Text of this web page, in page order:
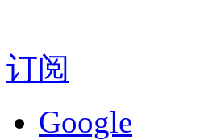
订阅
Google